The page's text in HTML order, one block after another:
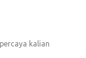
kalian